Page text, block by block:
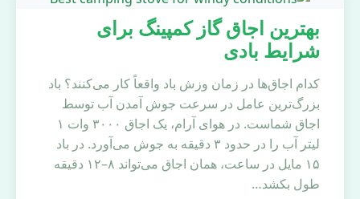
بهترین اجاق گاز کمپینگ برای
شرایط بادی
کدام اجاق‌ها در زمان وزش باد واقعاً کار می‌کنند؟ باد
بزرگ‌ترین عامل در سرعت جوش آمدن آب توسط
اجاق شماست. در هوای آرام، یک اجاق ۳۰۰۰ وات ۱
لیتر آب را در حدود ۳ دقیقه به جوش می‌آورد. در باد
۱۵ مایل در ساعت، همان اجاق می‌تواند ۸–۱۲ دقیقه
طول بکشد…